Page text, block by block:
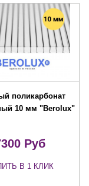
поликарбонат
10 мм "Berolux"
Руб
В 1 КЛИК